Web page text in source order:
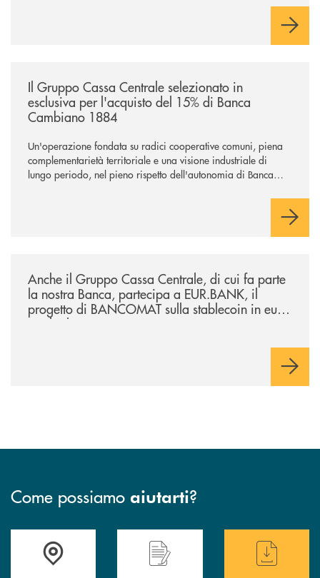
comuni e sulla prossimità ai territori, per ampliare l’offerta e
Il Gruppo Cassa Centrale selezionato in
esclusiva per l'acquisto del 15% di Banca
Cambiano 1884
Un'operazione fondata su radici cooperative comuni, piena
complementarietà territoriale e una visione industriale di
lungo periodo, nel pieno rispetto dell'autonomia di Banca
negoziazione esclusiva per la finalizzazione dell’operazione.
Anche il Gruppo Cassa Centrale, di cui fa parte
la nostra Banca, partecipa a EUR.BANK, il
progetto di BANCOMAT sulla stablecoin in euro
e sul relativo ecosistema
Come possiamo aiutarti?
Trova la filiale più vicina a teHai bisogno di assistenza immediata ?
Hai bisogno di